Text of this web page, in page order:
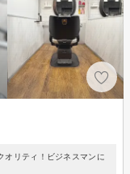
リティ！ビジネスマンに